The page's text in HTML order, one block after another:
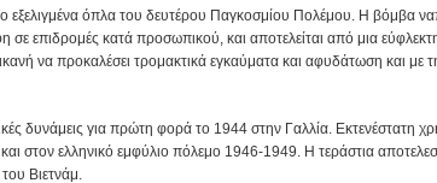
εξελιγμένα όπλα του δευτέρου Παγκοσμίου Πολέμου. Η βόμβα
επιδρομές κατά προσωπικού, και αποτελείται από μια
να προκαλέσει τρομακτικά εγκαύματα και αφυδάτωση και με
δυνάμεις για πρώτη φορά το 1944 στην Γαλλία. Εκτενέστατη
στον ελληνικό εμφύλιο πόλεμο 1946-1949. Η τεράστια
Βιετνάμ.